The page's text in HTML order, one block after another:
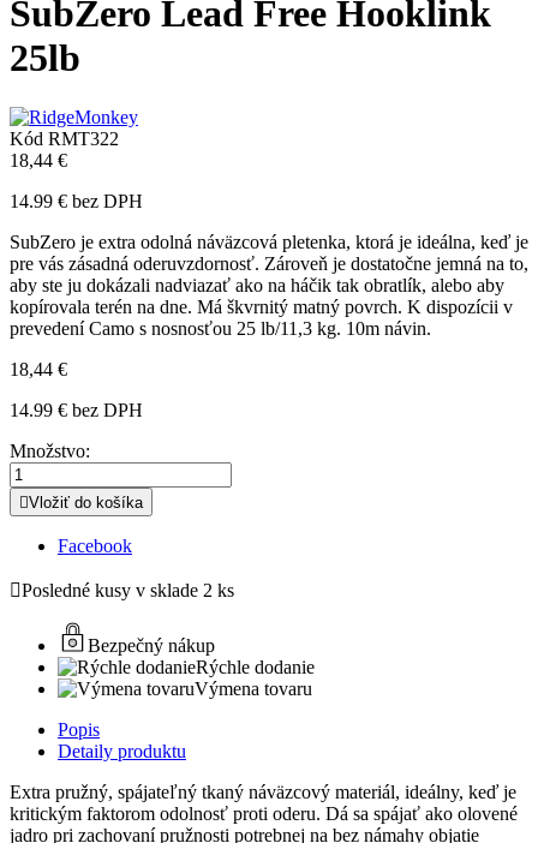
SubZero Lead Free Hooklink
25lb
Kód RMT322
18,44 €
14.99 € bez DPH
SubZero je extra odolná náväzcová pletenka, ktorá je ideálna, keď je
pre vás zásadná oderuvzdornosť. Zároveň je dostatočne jemná na to,
aby ste ju dokázali nadviazať ako na háčik tak obratlík, alebo aby
kopírovala terén na dne. Má škvrnitý matný povrch. K dispozícii v
prevedení Camo s nosnosťou 25 lb/11,3 kg. 10m návin.
18,44 €
14.99 € bez DPH
Množstvo:
Vložiť do košíka
Facebook
Posledné kusy v sklade 2 ks
Bezpečný nákup
Rýchle dodanie
Výmena tovaru
Popis
Detaily produktu
Extra pružný, spájateľný tkaný náväzcový materiál, ideálny, keď je
kritickým faktorom odolnosť proti oderu. Dá sa spájať ako olovené
jadro pri zachovaní pružnosti potrebnej na bez námahy objatie